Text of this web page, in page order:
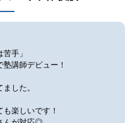
手」
講師デビュー！
した。
楽しいです！